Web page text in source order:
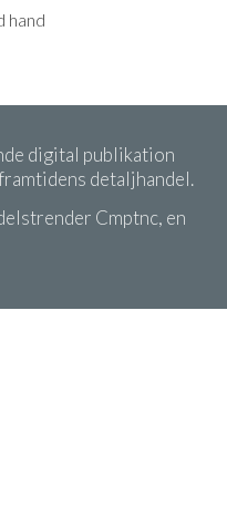
hand
digital publikation
detaljhandel.
Cmptnc, en